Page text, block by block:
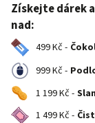
Získejte dárek
nad:
499 Kč -
999 Kč -
1 199 Kč -
1 499 Kč -